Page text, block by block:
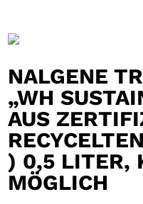
NALGENE
„WH
AUS
) 0,5 LITER,
MÖGLICH